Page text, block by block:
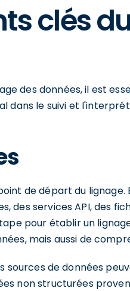
clés
des données, il est
dans le suivi et
de départ du
des services API, des
pour établir un
mais aussi de
sources de données
non structurées